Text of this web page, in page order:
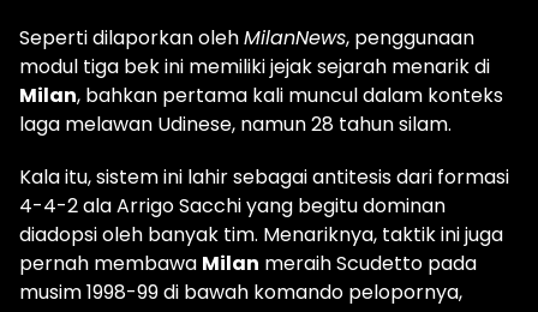
Seperti dilaporkan olehMilanNews, penggunaan
modul tiga bek ini memiliki jejak sejarah menarik di
Milan, bahkan pertama kali muncul dalam konteks
laga melawan Udinese, namun 28 tahun silam.
Kala itu, sistem ini lahir sebagai antitesis dari formasi
4-4-2 ala Arrigo Sacchi yang begitu dominan
diadopsi oleh banyak tim. Menariknya, taktik ini juga
pernah membawa Milan meraih Scudetto pada
musim 1998-99 di bawah komando pelopornya,